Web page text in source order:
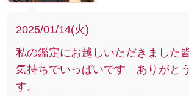
2025/01/14(火)
私の鑑定にお越しいただきました
気持ちでいっぱいです。ありがと
す。